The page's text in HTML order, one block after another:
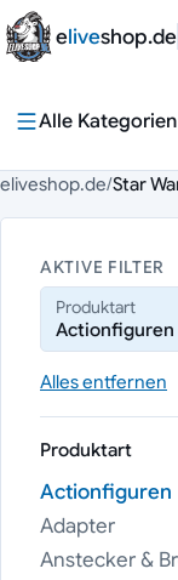
Zum Inhalt springen
eliveshop.de
Alle Kategorien
eliveshop.de/Star
AKTIVE FILTER
Produktart
Actionfiguren
Alles entfernen
Produktart
Actionfiguren
Adapter
Anstecker &